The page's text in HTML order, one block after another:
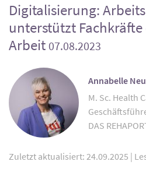
Digitalisierung:
unterstützt Fachkräfte
Arbeit 07.08.2023
Annabelle
M. Sc. Health
DAS
Zuletzt aktualisiert: 24.09.2025 |